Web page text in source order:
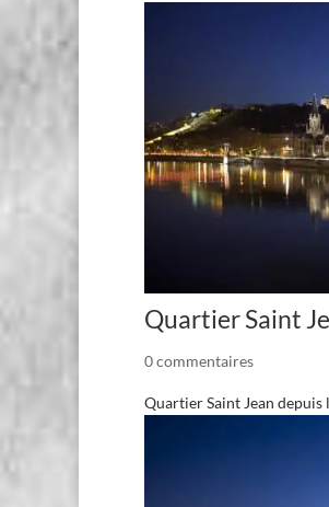
Quartier Saint
0 commentaires
Quartier Saint Jean depuis